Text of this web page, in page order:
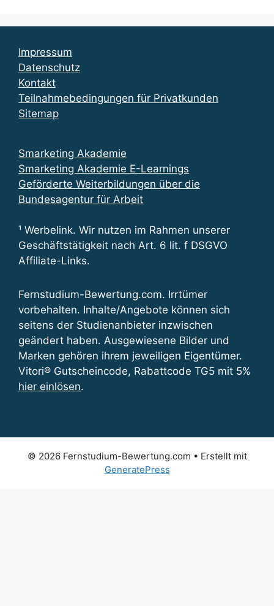
Impressum
Datenschutz
Kontakt
Teilnahmebedingungen für Privatkunden
Sitemap
Smarketing Akademie
Smarketing Akademie E-Learnings
Geförderte Weiterbildungen über die
Bundesagentur für Arbeit
¹ Werbelink. Wir nutzen im Rahmen unserer
Geschäftstätigkeit nach Art. 6 lit. f DSGVO
Affiliate-Links.
Fernstudium-Bewertung.com. Irrtümer
vorbehalten. Inhalte/Angebote können sich
seitens der Studienanbieter inzwischen
geändert haben. Ausgewiesene Bilder und
Marken gehören ihrem jeweiligen Eigentümer.
Vitori® Gutscheincode, Rabattcode TG5 mit 5%
hier einlösen.
© 2026 Fernstudium-Bewertung.com • Erstellt mit
GeneratePress